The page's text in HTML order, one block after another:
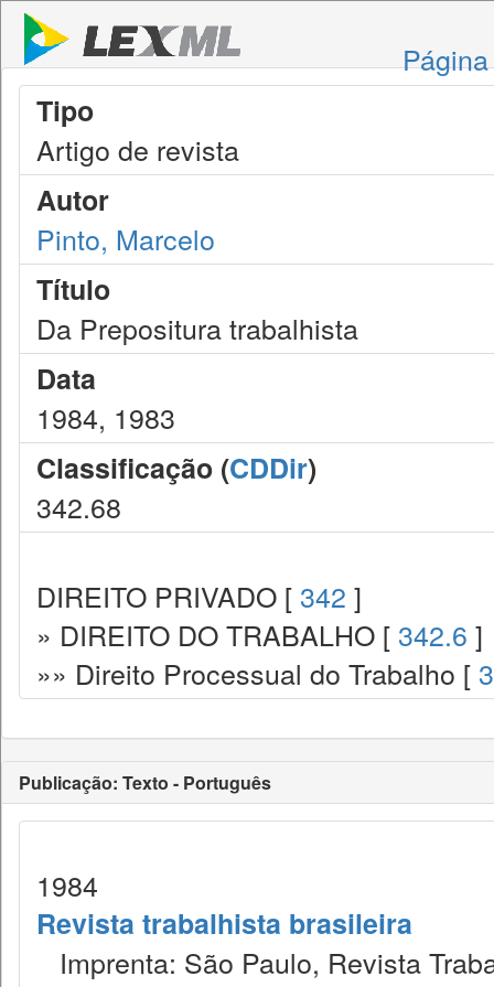
Tipo
Artigo de revista
Autor
Pinto, Marcelo
Título
Da Prepositura trabalhista
Data
1984, 1983
Classificação (CDDir)
342.68
DIREITO PRIVADO [ 342 ]
» DIREITO DO TRABALHO [ 342.6 ]
»» Direito Processual do Trabalho [
Publicação: Texto - Português
1984
Revista trabalhista brasileira
Imprenta: São Paulo, Revista